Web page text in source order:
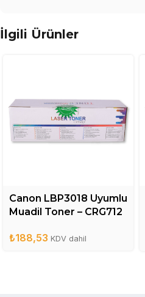
İlgili Ürünler
Canon LBP3018 Uyumlu
Muadil Toner – CRG712
₺188,53 KDV dahil